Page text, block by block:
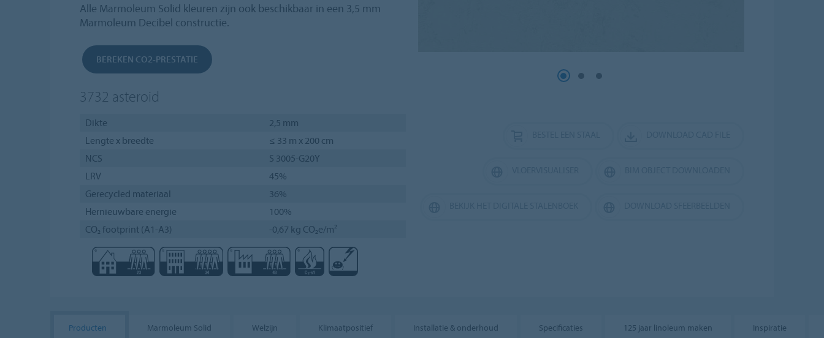
Alle Marmoleum Solid kleuren zijn ook beschikbaar in een 3,5 mm
Marmoleum Decibel constructie.
BEREKEN CO2-PRESTATIE
3732 asteroid
Dikte
2,5 mm
Lengte x breedte
≤ 33 m x 200 cm
NCS
S 3005-G20Y
LRV
45%
Gerecycled materiaal
36%
Hernieuwbare energie
100%
CO₂ footprint (A1-A3)
-0,67 kg CO₂e/m²
Producten Marmoleum Solid Welzijn Klimaatpositief Installatie & onderhoud Specificaties 125 jaar linoleum maken Inspiratie